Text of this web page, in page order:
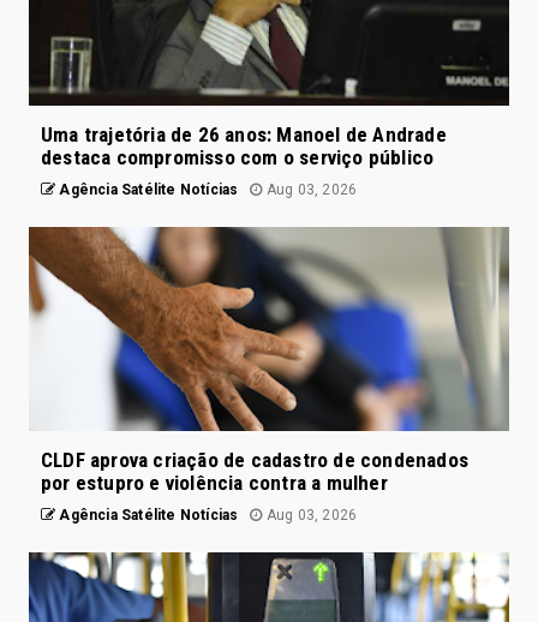
Uma trajetória de 26 anos: Manoel de Andrade
destaca compromisso com o serviço público
Agência Satélite Notícias Aug 03, 2026
CLDF aprova criação de cadastro de condenados
por estupro e violência contra a mulher
Agência Satélite Notícias Aug 03, 2026